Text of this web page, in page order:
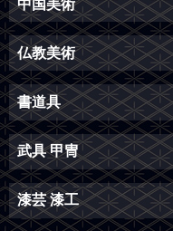
中国美術
仏教美術
書道具
武具 甲冑
漆芸 漆工